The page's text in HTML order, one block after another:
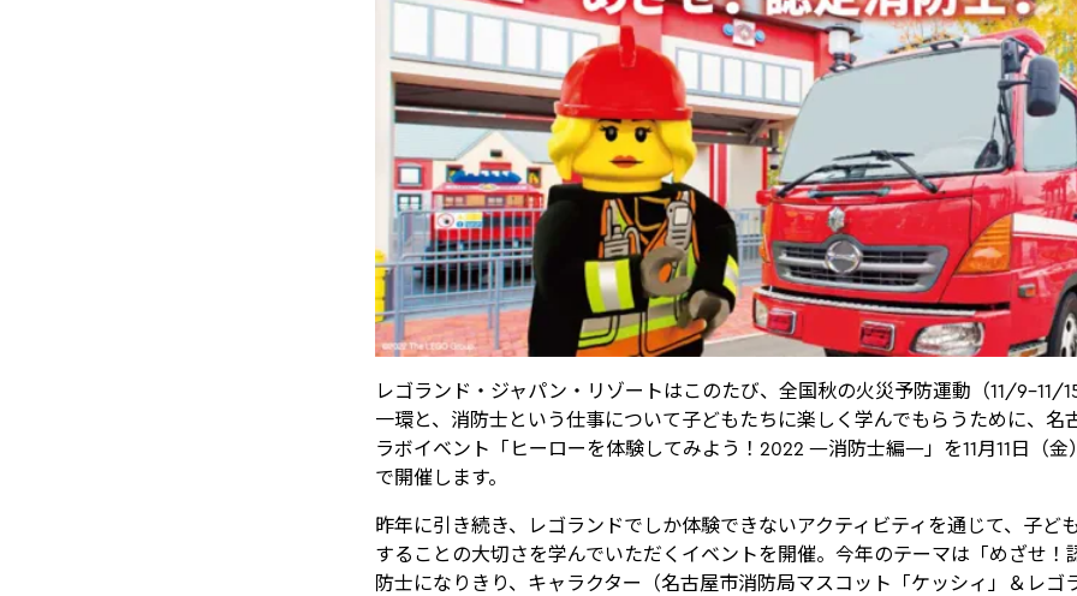
レゴランド・ジャパン・リゾートはこのたび、全国秋の火災予防運動（11/9-11/
一環と、消防士という仕事について子どもたちに楽しく学んでもらうために、名
ラボイベント「ヒーローを体験してみよう！2022 ―消防士編―」を11月11日（金
で開催します。
昨年に引き続き、レゴランドでしか体験できないアクティビティを通じて、子ど
することの大切さを学んでいただくイベントを開催。今年のテーマは「めざせ！
防士になりきり、キャラクター（名古屋市消防局マスコット「ケッシィ」＆レゴ